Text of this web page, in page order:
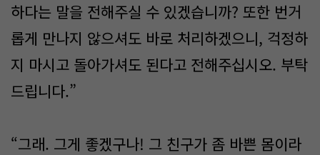
하다는 말을 전해주실 수 있겠습니까? 또한 번거
롭게 만나지 않으셔도 바로 처리하겠으니, 걱정하
지 마시고 돌아가셔도 된다고 전해주십시오. 부탁
드립니다.”
“그래. 그게 좋겠구나! 그 친구가 좀 바쁜 몸이라